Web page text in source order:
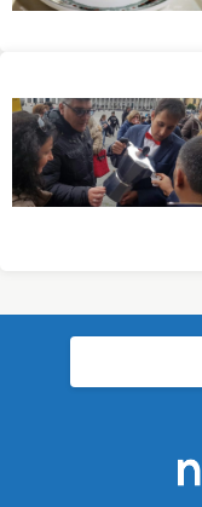
per: